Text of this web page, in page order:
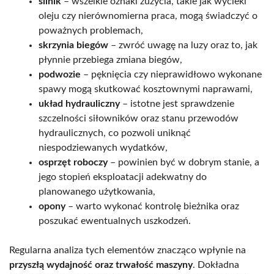
oleju czy nierównomierna praca, mogą świadczyć o
poważnych problemach,
skrzynia biegów – zwróć uwagę na luzy oraz to, jak
płynnie przebiega zmiana biegów,
podwozie – pęknięcia czy nieprawidłowo wykonane
spawy mogą skutkować kosztownymi naprawami,
układ hydrauliczny– istotne jest sprawdzenie
szczelności siłowników oraz stanu przewodów
hydraulicznych, co pozwoli uniknąć
niespodziewanych wydatków,
osprzęt roboczy– powinien być w dobrym stanie, a
jego stopień eksploatacji adekwatny do
planowanego użytkowania,
opony– warto wykonać kontrolę bieżnika oraz
poszukać ewentualnych uszkodzeń.
Regularna analiza tych elementów znacząco wpłynie na
przyszłą wydajność oraz trwałość maszyny. Dokładna